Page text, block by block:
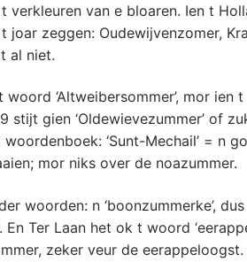
verkleuren van e bloaren. Ien t
joar zeggen: Oudewijvenzomer,
al niet.
‘Altweibersommer’, mor ien
stijt gien ‘Oldewievezummer’ of
‘Sunt-Mechail’ = n
mor niks over de noazummer.
woorden: n ‘boonzummerke’,
Ter Laan het ok t woord
zeker veur de